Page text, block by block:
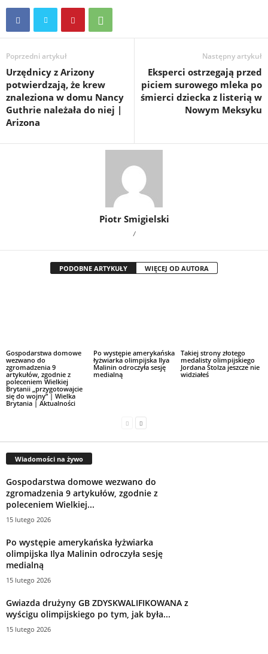
Poprzedni artykuł
Urzędnicy z Arizony
potwierdzają, że krew
znaleziona w domu Nancy
Guthrie należała do niej |
Arizona
Następny artykuł
Eksperci ostrzegają przed
piciem surowego mleka po
śmierci dziecka z listerią w
Nowym Meksyku
Piotr Smigielski
/
PODOBNE ARTYKUŁY WIĘCEJ OD AUTORA
Gospodarstwa domowe
wezwano do
zgromadzenia 9
artykułów, zgodnie z
poleceniem Wielkiej
Brytanii „przygotowajcie
się do wojny” | Wielka
Brytania | Aktualności
Po występie amerykańska
łyżwiarka olimpijska Ilya
Malinin odroczyła sesję
medialną
Takiej strony złotego
medalisty olimpijskiego
Jordana Stolza jeszcze nie
widziałeś
Wiadomości na żywo
Gospodarstwa domowe wezwano do
zgromadzenia 9 artykułów, zgodnie z
poleceniem Wielkiej...
15 lutego 2026
Po występie amerykańska łyżwiarka
olimpijska Ilya Malinin odroczyła sesję
medialną
15 lutego 2026
Gwiazda drużyny GB ZDYSKWALIFIKOWANA z
wyścigu olimpijskiego po tym, jak była...
15 lutego 2026